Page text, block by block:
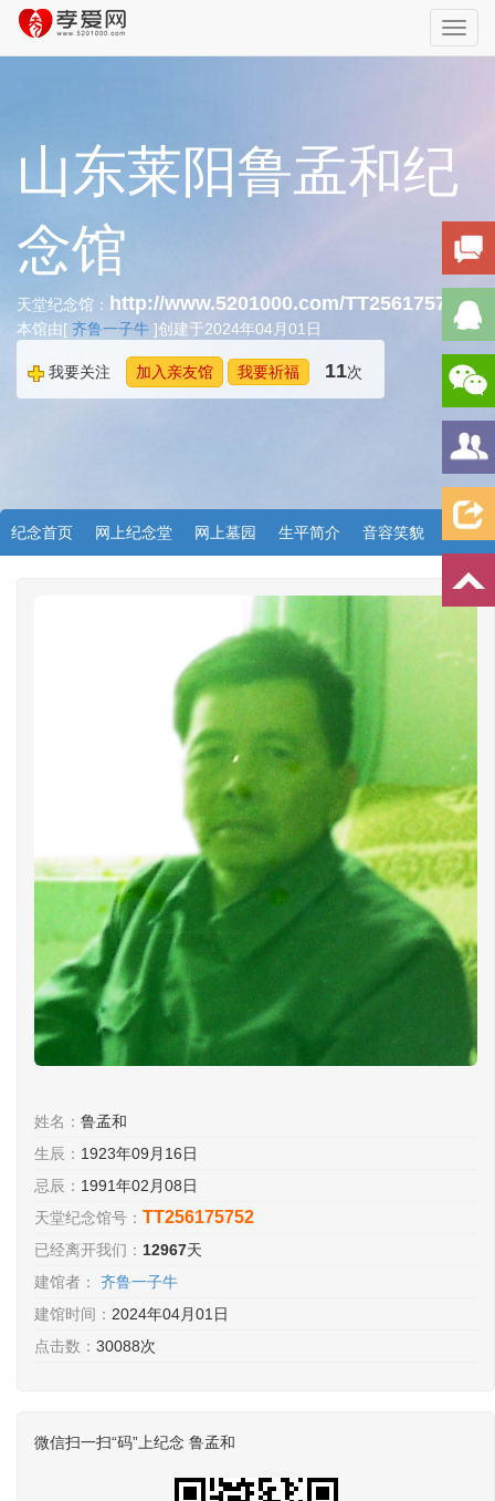
山东莱阳鲁孟和纪
念馆
天堂纪念馆： http://www.5201000.com/TT256175752
本馆由[ 齐鲁一子牛 ]创建于2024年04月01日
我要关注 加入亲友馆 我要祈福 11次
纪念首页 网上纪念堂 网上墓园 生平简介 音容笑貌
姓名： 鲁孟和
生辰： 1923年09月16日
忌辰： 1991年02月08日
天堂纪念馆号： TT256175752
已经离开我们： 12967天
建馆者：
齐鲁一子牛
建馆时间： 2024年04月01日
点击数： 30088次
微信扫一扫“码”上纪念 鲁孟和